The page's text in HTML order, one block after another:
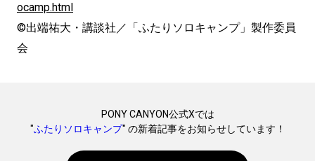
ocamp.html
©出端祐大・講談社／「ふたりソロキャンプ」製作委員
会
PONY CANYON公式Xでは
"ふたりソロキャンプ" の新着記事をお知らせしています！